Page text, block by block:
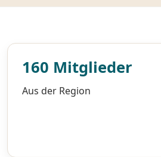
160 Mitglieder
Aus der Region